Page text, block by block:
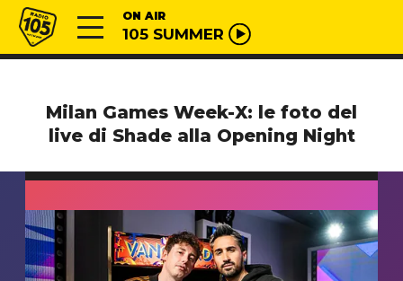
Vai al contenuto
Radio 105 ON AIR
105 SUMMER
Milan Games Week-X: le foto del
live di Shade alla Opening Night